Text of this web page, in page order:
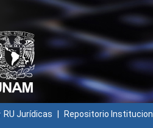
RU Jurídicas Repositorio